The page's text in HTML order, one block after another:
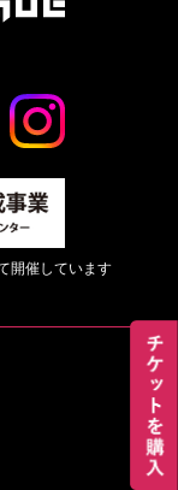
開催しています